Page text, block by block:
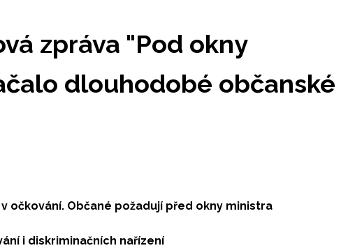
zpráva "Pod okny
dlouhodobé občanské
očkování. Občané požadují před okny ministra
i diskriminačních nařízení